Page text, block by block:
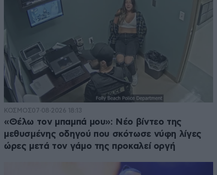
ΚΟΣΜΟΣ07·08·2026 18:13
«Θέλω τον μπαμπά μου»: Νέο βίντεο της
μεθυσμένης οδηγού που σκότωσε νύφη λίγες
ώρες μετά τον γάμο της προκαλεί οργή